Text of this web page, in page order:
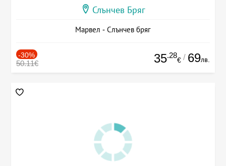
Слънчев Бряг
Марвел - Слънчев бряг
-30%
50.11€ 35.28
€ / 69лв.